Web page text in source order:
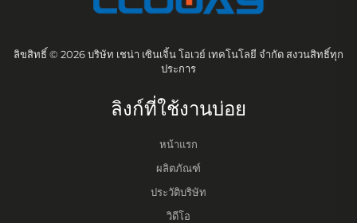
ลิขสิทธิ์ © 2026 บริษัท เชน่า เซินเจิ้น โอเวย์ เทคโนโลยี จำกัด สงวนสิทธิ์ทุก
ประการ
ลิงก์ที่ใช้งานบ่อย
หน้าแรก
ผลิตภัณฑ์
ประวัติบริษัท
วิดีโอ